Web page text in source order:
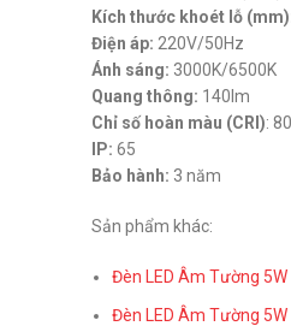
Kích thước khoét lỗ
Điện áp: 220V/50Hz
Ánh sáng: 3000K/6500K
Quang thông: 140lm
Chỉ số hoàn màu (CRI): 80
IP: 65
Bảo hành: 3 năm
Sản phẩm khác:
Đèn LED Âm Tường 5W
Đèn LED Âm Tường